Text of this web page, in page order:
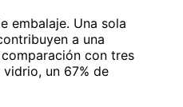
embalaje. Una sola
a una
con tres
un 67% de